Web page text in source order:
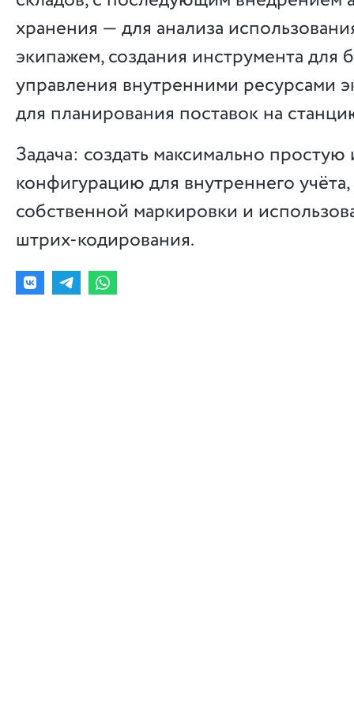
хранения — для анализа
экипажем, создания инструмента для
управления внутренними ресурсами
для планирования поставок на
Задача: создать максимально
конфигурацию для внутреннего
собственной маркировки и
штрих-кодирования.